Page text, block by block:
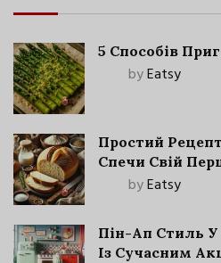
5 Способів
byEatsy
Простий
Спечи Свій
byEatsy
Пін-Ап Стиль У
Із Сучасним